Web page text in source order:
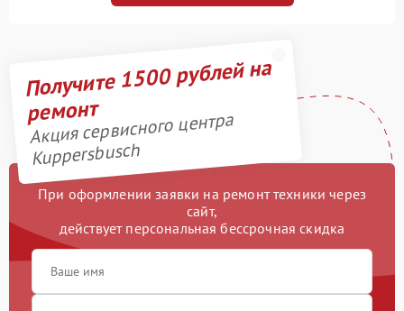
Получите 1500 рублей на
ремонт
Акция сервисного центра
Kuppersbusch
При оформлении заявки на ремонт техники через
сайт,
действует персональная бессрочная скидка